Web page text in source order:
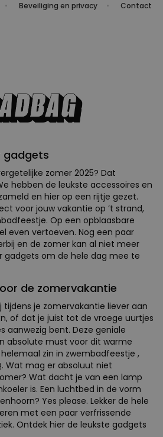
Beveiliging en privacy Contact
gadgets
zomer 2025? Dat
hebben de leukste accessoires en
en hier op een rijtje gezet.
voor jouw vakantie op ’t strand,
Op een opblaasbare
even vertoeven. Nog een paar
en de zomer kan al niet meer
gadgets om de hele dag mee te
de zomervakantie
je zomervakantie liever aan
of dat je juist tot de vroege uurtjes
aanwezig bent. Deze geniale
absolute must voor dit warme
zin in zwembadfeestje ,
Wat mag er absoluut niet
Wat dacht je van een lamp
is. Een luchtbed in de vorm
Yes please. Lekker de hele
met een paar verfrissende
Ontdek hier de leukste gadgets